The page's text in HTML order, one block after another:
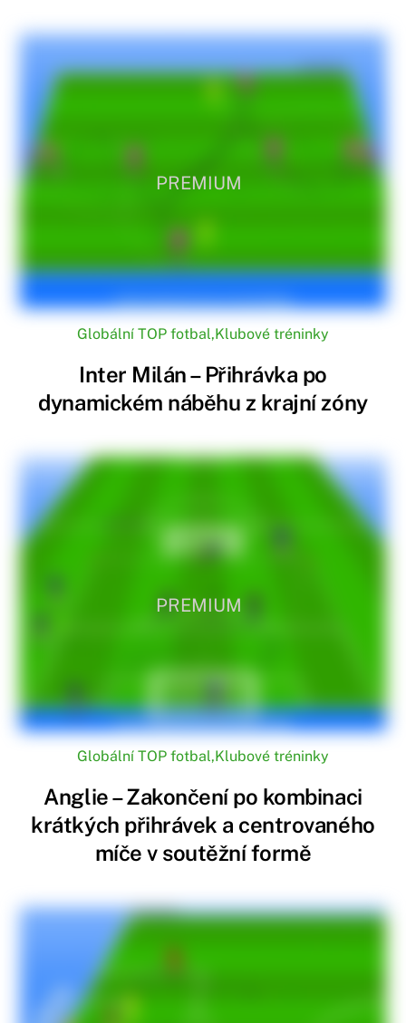
PREMIUM
Globální TOP fotbal,Klubové tréninky
Inter Milán – Přihrávka po
dynamickém náběhu z krajní zóny
PREMIUM
Globální TOP fotbal,Klubové tréninky
Anglie – Zakončení po kombinaci
krátkých přihrávek a centrovaného
míče v soutěžní formě